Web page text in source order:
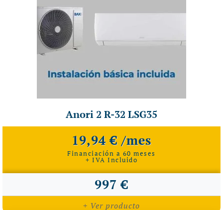
Anori 2 R-32 LSG35
19,94 € /mes
Financiación a 60 meses
+ IVA Incluido
997 €
+ Ver producto